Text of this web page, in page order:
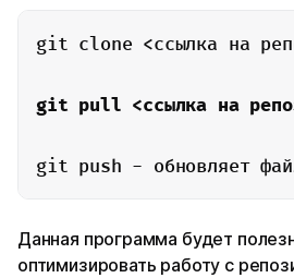
git clone <ссылка на
git pull <ссылка на
git push - обновляет
Данная программа будет
оптимизировать работу с